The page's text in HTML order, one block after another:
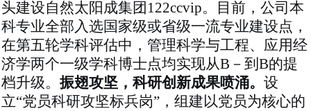
头建设自然太阳成集团122ccvip。目前，公司本
科专业全部入选国家级或省级一流专业建设点 ，
在第五轮学科评估中，管理科学与工程、应用经
济学两个一级学科博士点均实现从B－到B的提
档升级。振翅攻坚，科研创新成果喷涌。设
立“党员科研攻坚标兵岗”，组建以党员为核心的